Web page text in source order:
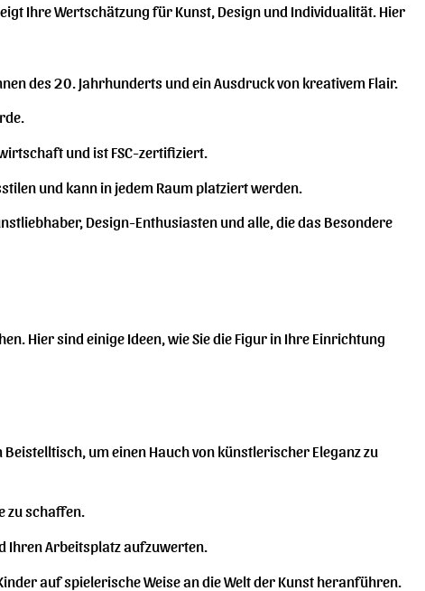
Ihre Wertschätzung für Kunst, Design und Individualität. Hier
des 20. Jahrhunderts und ein Ausdruck von kreativem Flair.
und ist FSC-zertifiziert.
und kann in jedem Raum platziert werden.
Design-Enthusiasten und alle, die das Besondere
Hier sind einige Ideen, wie Sie die Figur in Ihre Einrichtung
um einen Hauch von künstlerischer Eleganz zu
zu schaffen.
Ihren Arbeitsplatz aufzuwerten.
auf spielerische Weise an die Welt der Kunst heranführen.